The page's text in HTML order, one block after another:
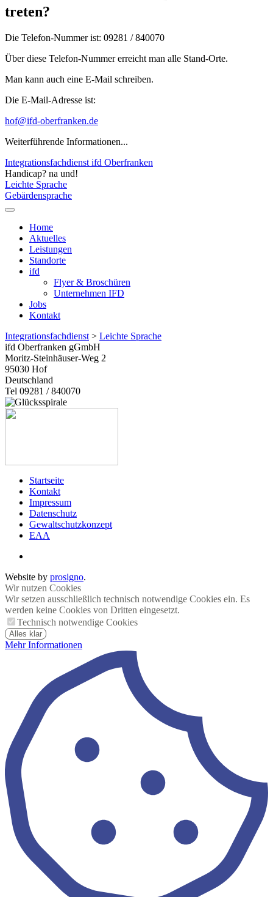
treten?
Die Telefon-Nummer ist: 09281 / 840070
Über diese Telefon-Nummer erreicht man alle Stand-Orte.
Man kann auch eine E-Mail schreiben.
Die E-Mail-Adresse ist:
hof@ifd-oberfranken.de
Weiterführende Informationen...
Integrationsfachdienst ifd Oberfranken
Handicap? na und!
Leichte Sprache
Gebärdensprache
Home
Aktuelles
Leistungen
Standorte
ifd
Flyer & Broschüren
Unternehmen IFD
Jobs
Kontakt
Integrationsfachdienst > Leichte Sprache
ifd Oberfranken gGmbH
Moritz-Steinhäuser-Weg 2
95030 Hof
Deutschland
Tel 09281 / 840070
Startseite
Kontakt
Impressum
Datenschutz
Gewaltschutzkonzept
EAA
Website by prosigno.
Wir nutzen Cookies
Wir setzen ausschließlich technisch notwendige Cookies ein. Es
werden keine Cookies von Dritten eingesetzt.
Technisch notwendige Cookies
Alles klar
Mehr Informationen